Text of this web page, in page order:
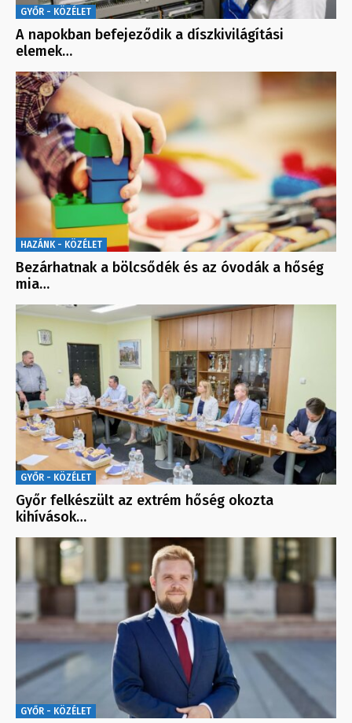
GYŐR - KÖZÉLET
A napokban befejeződik a díszkivilágítási
elemek…
HAZÁNK - KÖZÉLET
Bezárhatnak a bölcsődék és az óvodák a hőség
mia…
GYŐR - KÖZÉLET
Győr felkészült az extrém hőség okozta
kihívások…
GYŐR - KÖZÉLET